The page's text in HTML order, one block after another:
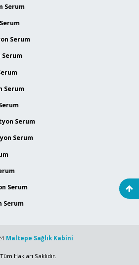
Serum
Serum
Serum
Serum
Serum
Serum
Serum
Serum
Maltepe Sağlık Kabini
Tüm Hakları Saklıdır.